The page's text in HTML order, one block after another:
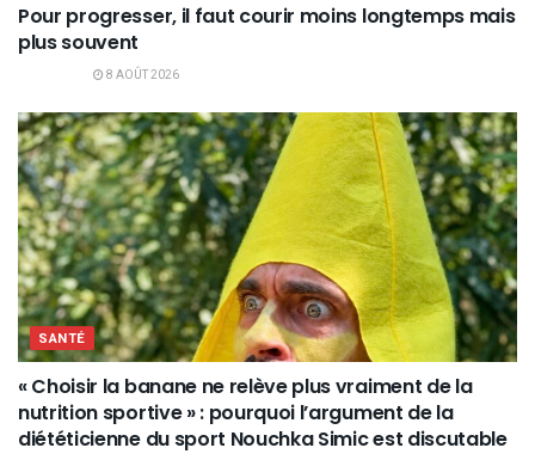
Pour progresser, il faut courir moins longtemps mais
plus souvent
8 AOÛT 2026
SANTÉ
« Choisir la banane ne relève plus vraiment de la
nutrition sportive » : pourquoi l’argument de la
diététicienne du sport Nouchka Simic est discutable